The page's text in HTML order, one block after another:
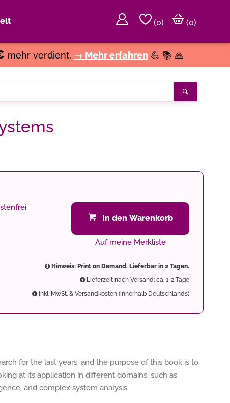
(0)
(0)
mehr verdient. → Mehr erfahren 💪 📚 🙏
In den Warenkorb
Auf meine Merkliste
Hinweis: Print on Demand. Lieferbar in 2 Tagen.
Lieferzeit nach Versand: ca. 1-2 Tage
inkl. MwSt. & Versandkosten (innerhalb Deutschlands)
for the last years, and the purpose of this book is to
at its application in different domains, such as
and complex system analysis.